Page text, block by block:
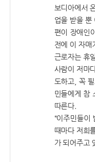
보디아에서
업을 받을 뿐
편이 장애인
전에 이 자매
근로자는 휴
사람이 저마
도하고, 꼭
민들에게 참
따른다.
“이주민들이
때마다 저희
가 되어주고